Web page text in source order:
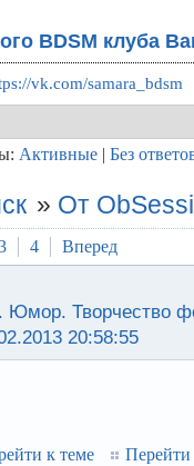
BDSM клуба
vk.com/samara_bdsm
Активные |Без
» От
4 Вперед
Юмор. Творчество
20:58:55
к теме